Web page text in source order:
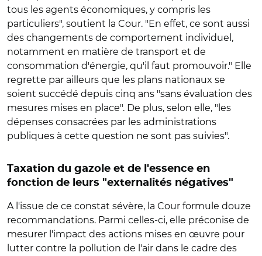
tous les agents économiques, y compris les
particuliers", soutient la Cour. "En effet, ce sont aussi
des changements de comportement individuel,
notamment en matière de transport et de
consommation d'énergie, qu'il faut promouvoir." Elle
regrette par ailleurs que les plans nationaux se
soient succédé depuis cinq ans "sans évaluation des
mesures mises en place". De plus, selon elle, "les
dépenses consacrées par les administrations
publiques à cette question ne sont pas suivies".
Taxation du gazole et de l'essence en
fonction de leurs "externalités négatives"
A l'issue de ce constat sévère, la Cour formule douze
recommandations. Parmi celles-ci, elle préconise de
mesurer l'impact des actions mises en œuvre pour
lutter contre la pollution de l'air dans le cadre des